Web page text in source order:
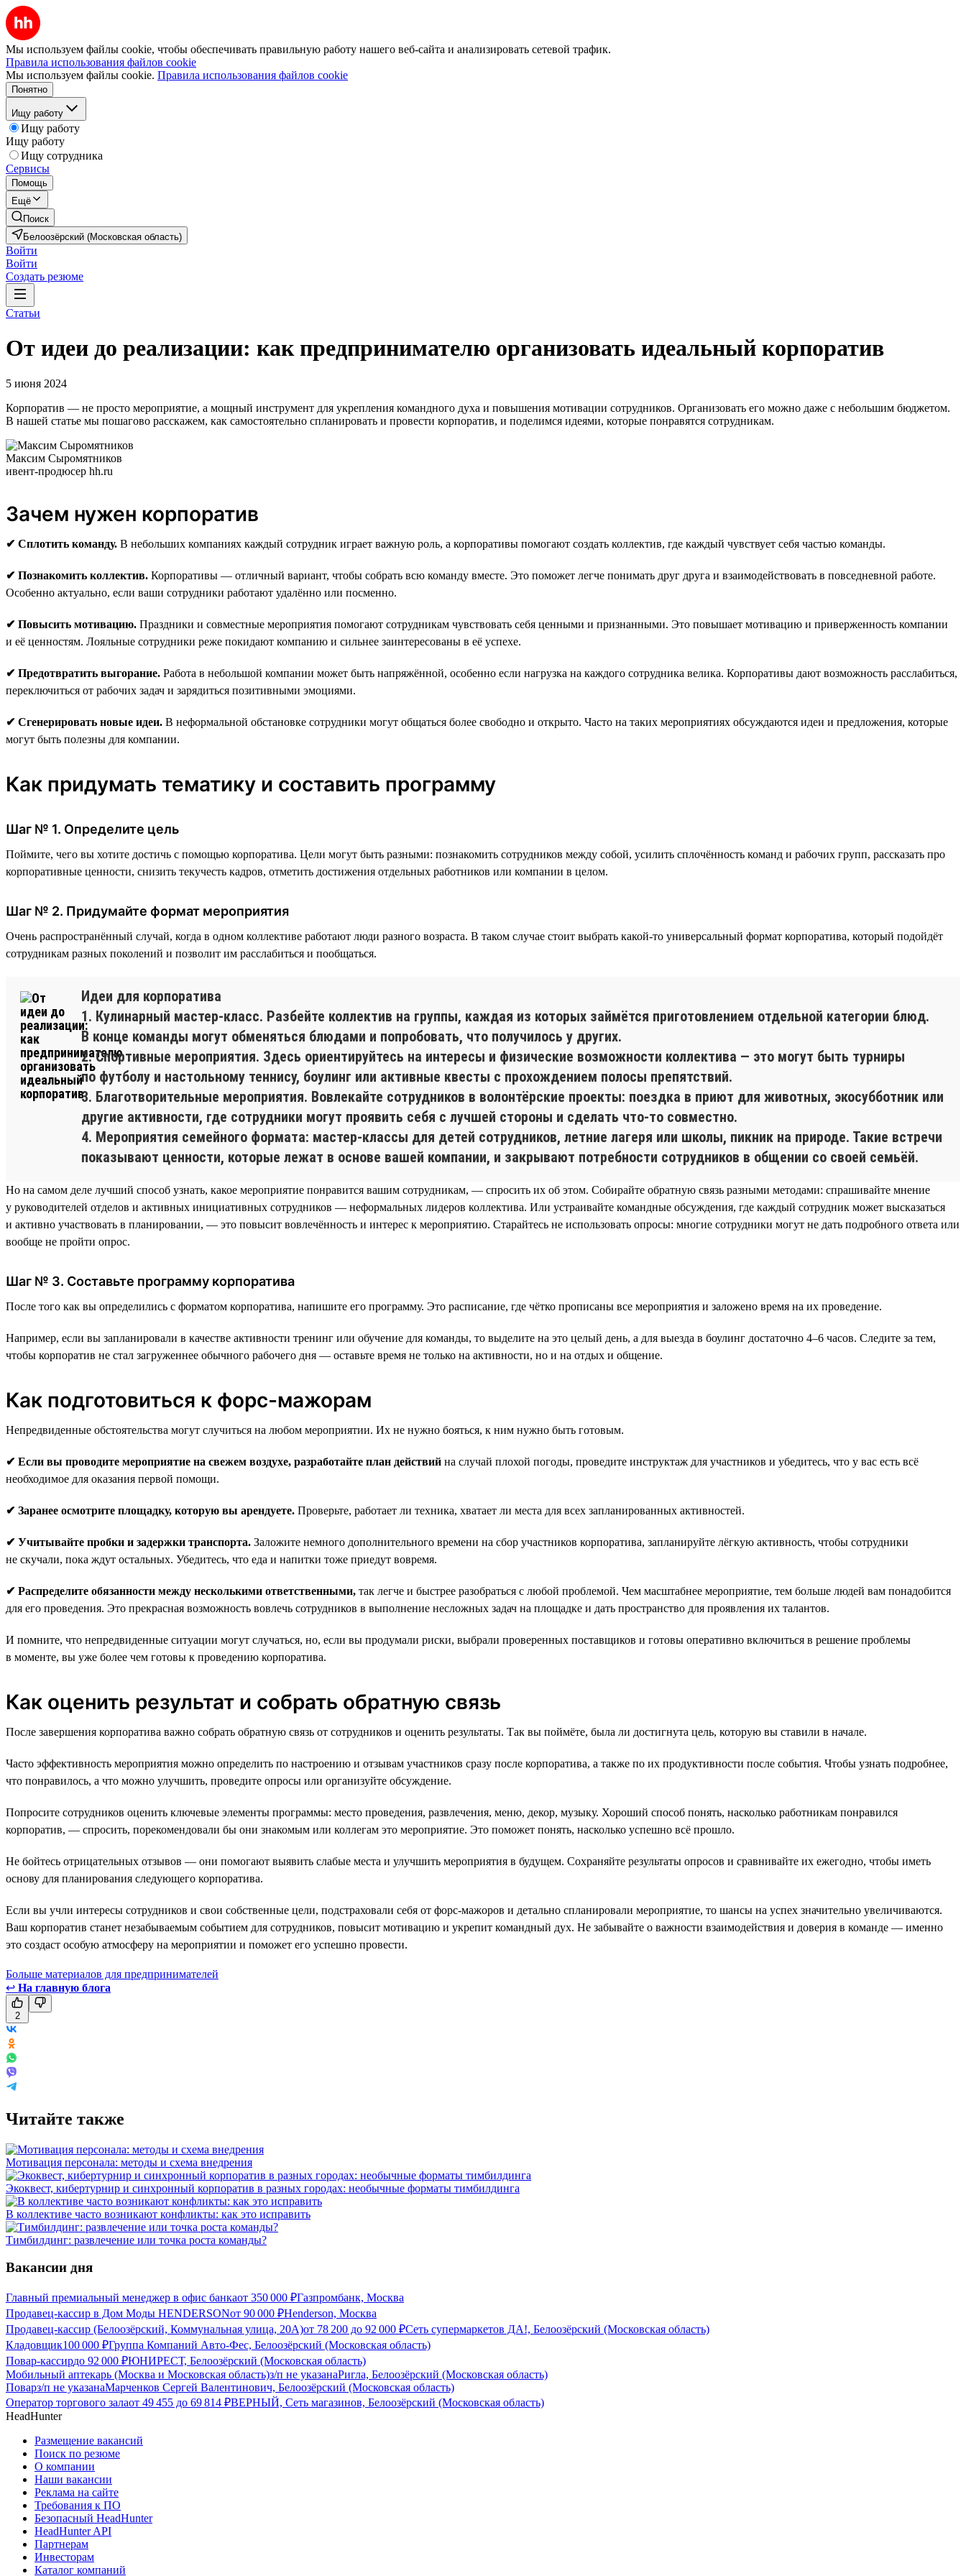
Мы используем файлы cookie, чтобы обеспечивать правильную работу нашего веб-сайта и анализировать сетевой трафик.
Правила использования файлов cookie
Мы используем файлы cookie. Правила использования файлов cookie
Понятно
Ищу работу
Ищу работу
Ищу работу
Ищу сотрудника
Сервисы
Помощь
Ещё
Поиск
Белоозёрский (Московская область)
Войти
Войти
Создать резюме
Статьи
От идеи до реализации: как предпринимателю организовать идеальный корпоратив
5 июня 2024
Корпоратив — не просто мероприятие, а мощный инструмент для укрепления командного духа и повышения мотивации сотрудников. Организовать его можно даже с небольшим бюджетом.
В нашей статье мы пошагово расскажем, как самостоятельно спланировать и провести корпоратив, и поделимся идеями, которые понравятся сотрудникам.
Максим Сыромятников
ивент-продюсер hh.ru
Зачем нужен корпоратив
✔ Сплотить команду. В небольших компаниях каждый сотрудник играет важную роль, а корпоративы помогают создать коллектив, где каждый чувствует себя частью команды.
✔ Познакомить коллектив. Корпоративы — отличный вариант, чтобы собрать всю команду вместе. Это поможет легче понимать друг друга и взаимодействовать в повседневной работе.
Особенно актуально, если ваши сотрудники работают удалённо или посменно.
✔ Повысить мотивацию. Праздники и совместные мероприятия помогают сотрудникам чувствовать себя ценными и признанными. Это повышает мотивацию и приверженность компании
и её ценностям. Лояльные сотрудники реже покидают компанию и сильнее заинтересованы в её успехе.
✔ Предотвратить выгорание. Работа в небольшой компании может быть напряжённой, особенно если нагрузка на каждого сотрудника велика. Корпоративы дают возможность расслабиться,
переключиться от рабочих задач и зарядиться позитивными эмоциями.
✔ Сгенерировать новые идеи. В неформальной обстановке сотрудники могут общаться более свободно и открыто. Часто на таких мероприятиях обсуждаются идеи и предложения, которые
могут быть полезны для компании.
Как придумать тематику и составить программу
Шаг № 1. Определите цель
Поймите, чего вы хотите достичь с помощью корпоратива. Цели могут быть разными: познакомить сотрудников между собой, усилить сплочённость команд и рабочих групп, рассказать про
корпоративные ценности, снизить текучесть кадров, отметить достижения отдельных работников или компании в целом.
Шаг № 2. Придумайте формат мероприятия
Очень распространённый случай, когда в одном коллективе работают люди разного возраста. В таком случае стоит выбрать какой-то универсальный формат корпоратива, который подойдёт
сотрудникам разных поколений и позволит им расслабиться и пообщаться.
Идеи для корпоратива
1. Кулинарный мастер-класс. Разбейте коллектив на группы, каждая из которых займётся приготовлением отдельной категории блюд.
В конце команды могут обменяться блюдами и попробовать, что получилось у других.
2. Спортивные мероприятия. Здесь ориентируйтесь на интересы и физические возможности коллектива — это могут быть турниры
по футболу и настольному теннису, боулинг или активные квесты с прохождением полосы препятствий.
3. Благотворительные мероприятия. Вовлекайте сотрудников в волонтёрские проекты: поездка в приют для животных, экосубботник или
другие активности, где сотрудники могут проявить себя с лучшей стороны и сделать что-то совместно.
4. Мероприятия семейного формата: мастер-классы для детей сотрудников, летние лагеря или школы, пикник на природе. Такие встречи
показывают ценности, которые лежат в основе вашей компании, и закрывают потребности сотрудников в общении со своей семьёй.
Но на самом деле лучший способ узнать, какое мероприятие понравится вашим сотрудникам, — спросить их об этом. Собирайте обратную связь разными методами: спрашивайте мнение
у руководителей отделов и активных инициативных сотрудников — неформальных лидеров коллектива. Или устраивайте командные обсуждения, где каждый сотрудник может высказаться
и активно участвовать в планировании, — это повысит вовлечённость и интерес к мероприятию. Старайтесь не использовать опросы: многие сотрудники могут не дать подробного ответа или
вообще не пройти опрос.
Шаг № 3. Составьте программу корпоратива
После того как вы определились с форматом корпоратива, напишите его программу. Это расписание, где чётко прописаны все мероприятия и заложено время на их проведение.
Например, если вы запланировали в качестве активности тренинг или обучение для команды, то выделите на это целый день, а для выезда в боулинг достаточно 4–6 часов. Следите за тем,
чтобы корпоратив не стал загруженнее обычного рабочего дня — оставьте время не только на активности, но и на отдых и общение.
Как подготовиться к форс-мажорам
Непредвиденные обстоятельства могут случиться на любом мероприятии. Их не нужно бояться, к ним нужно быть готовым.
✔ Если вы проводите мероприятие на свежем воздухе, разработайте план действий на случай плохой погоды, проведите инструктаж для участников и убедитесь, что у вас есть всё
необходимое для оказания первой помощи.
✔ Заранее осмотрите площадку, которую вы арендуете. Проверьте, работает ли техника, хватает ли места для всех запланированных активностей.
✔ Учитывайте пробки и задержки транспорта. Заложите немного дополнительного времени на сбор участников корпоратива, запланируйте лёгкую активность, чтобы сотрудники
не скучали, пока ждут остальных. Убедитесь, что еда и напитки тоже приедут вовремя.
✔ Распределите обязанности между несколькими ответственными, так легче и быстрее разобраться с любой проблемой. Чем масштабнее мероприятие, тем больше людей вам понадобится
для его проведения. Это прекрасная возможность вовлечь сотрудников в выполнение несложных задач на площадке и дать пространство для проявления их талантов.
И помните, что непредвиденные ситуации могут случаться, но, если вы продумали риски, выбрали проверенных поставщиков и готовы оперативно включиться в решение проблемы
в моменте, вы уже более чем готовы к проведению корпоратива.
Как оценить результат и собрать обратную связь
После завершения корпоратива важно собрать обратную связь от сотрудников и оценить результаты. Так вы поймёте, была ли достигнута цель, которую вы ставили в начале.
Часто эффективность мероприятия можно определить по настроению и отзывам участников сразу после корпоратива, а также по их продуктивности после события. Чтобы узнать подробнее,
что понравилось, а что можно улучшить, проведите опросы или организуйте обсуждение.
Попросите сотрудников оценить ключевые элементы программы: место проведения, развлечения, меню, декор, музыку. Хороший способ понять, насколько работникам понравился
корпоратив, — спросить, порекомендовали бы они знакомым или коллегам это мероприятие. Это поможет понять, насколько успешно всё прошло.
Не бойтесь отрицательных отзывов — они помогают выявить слабые места и улучшить мероприятия в будущем. Сохраняйте результаты опросов и сравнивайте их ежегодно, чтобы иметь
основу для планирования следующего корпоратива.
Если вы учли интересы сотрудников и свои собственные цели, подстраховали себя от форс-мажоров и детально спланировали мероприятие, то шансы на успех значительно увеличиваются.
Ваш корпоратив станет незабываемым событием для сотрудников, повысит мотивацию и укрепит командный дух. Не забывайте о важности взаимодействия и доверия в команде — именно
это создаст особую атмосферу на мероприятии и поможет его успешно провести.
Больше материалов для предпринимателей
↩ На главную блога
2
Читайте также
Мотивация персонала: методы и схема внедрения
Экоквест, кибертурнир и синхронный корпоратив в разных городах: необычные форматы тимбилдинга
В коллективе часто возникают конфликты: как это исправить
Тимбилдинг: развлечение или точка роста команды?
Вакансии дня
Главный премиальный менеджер в офис банкаот 350 000 ₽Газпромбанк, Москва
Продавец-кассир в Дом Моды HENDERSONот 90 000 ₽Henderson, Москва
Продавец-кассир (Белоозёрский, Коммунальная улица, 20А)от 78 200 до 92 000 ₽Сеть супермаркетов ДА!, Белоозёрский (Московская область)
Кладовщик100 000 ₽Группа Компаний Авто-Фес, Белоозёрский (Московская область)
Повар-кассирдо 92 000 ₽ЮНИРЕСТ, Белоозёрский (Московская область)
Мобильный аптекарь (Москва и Московская область)з/п не указанаРигла, Белоозёрский (Московская область)
Поварз/п не указанаМарченков Сергей Валентинович, Белоозёрский (Московская область)
Оператор торгового залаот 49 455 до 69 814 ₽ВЕРНЫЙ, Сеть магазинов, Белоозёрский (Московская область)
HeadHunter
Размещение вакансий
Поиск по резюме
О компании
Наши вакансии
Реклама на сайте
Требования к ПО
Безопасный HeadHunter
HeadHunter API
Партнерам
Инвесторам
Каталог компаний